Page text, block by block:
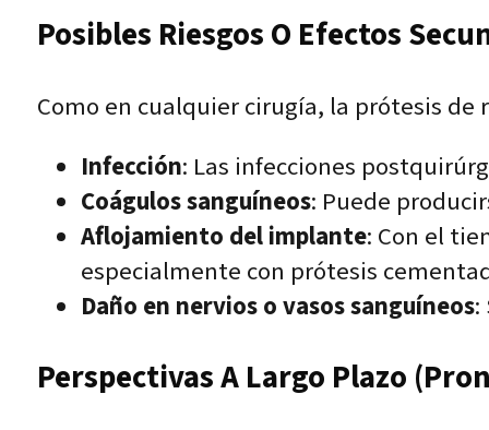
Posibles Riesgos O Efectos
Como en cualquier cirugía, la prótesis
Infección: Las infecciones
Coágulos sanguíneos: Puede
Aflojamiento del implante: Con el
especialmente con prótesis
Daño en nervios o vasos sanguíneos:
Perspectivas A Largo Plazo